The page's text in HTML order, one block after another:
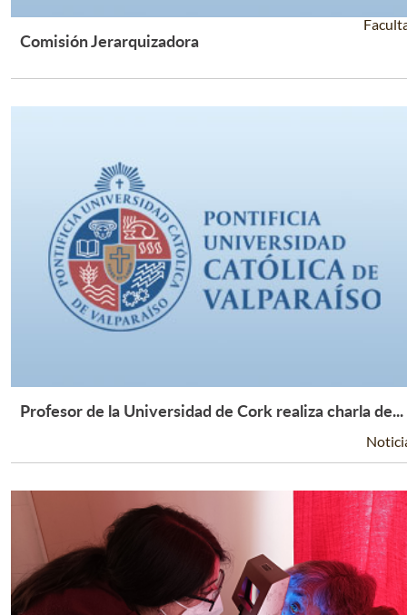
Comisión Jerarquizadora
Leer Más +
Profesor de la Universidad de Cork realiza charla de...